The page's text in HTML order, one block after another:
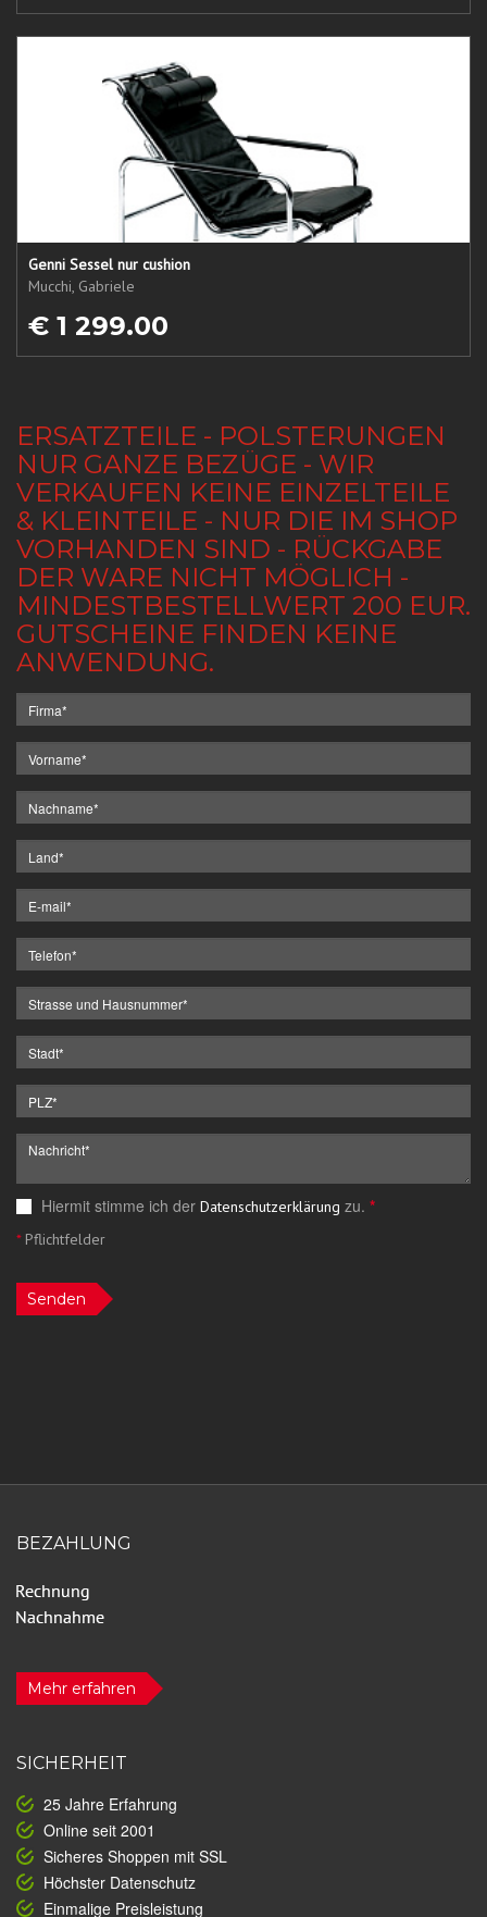
Genni Sessel nur cushion
Mucchi, Gabriele
€ 1 299.00
ERSATZTEILE - POLSTERUNGEN
NUR GANZE BEZÜGE - WIR
VERKAUFEN KEINE EINZELTEILE
& KLEINTEILE - NUR DIE IM SHOP
VORHANDEN SIND - RÜCKGABE
DER WARE NICHT MÖGLICH -
MINDESTBESTELLWERT 200 EUR.
GUTSCHEINE FINDEN KEINE
ANWENDUNG.
Hiermit stimme ich der Datenschutzerklärung zu. *
*Pflichtfelder
Senden
BEZAHLUNG
Mehr erfahren
SICHERHEIT
25 Jahre Erfahrung
Online seit 2001
Sicheres Shoppen mit SSL
Höchster Datenschutz
Einmalige Preisleistung